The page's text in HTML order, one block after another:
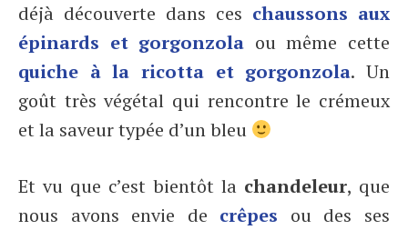
déjà découverte dans ces chaussons aux
épinards et gorgonzola ou même cette
quiche à la ricotta et gorgonzola. Un
goût très végétal qui rencontre le crémeux
et la saveur typée d’un bleu
Et vu que c’est bientôt la chandeleur, que
nous avons envie de crêpes ou des ses